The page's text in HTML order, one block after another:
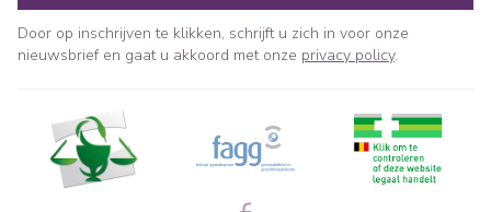
Door op inschrijven te klikken, schrijft u zich in voor onze
nieuwsbrief en gaat u akkoord met onze privacy policy.